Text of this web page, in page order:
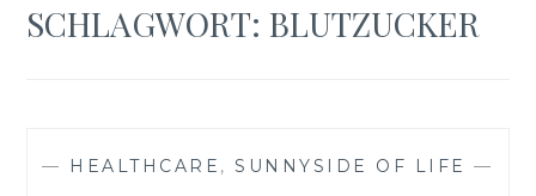
SCHLAGWORT:BLUTZUCKER
— HEALTHCARE ,SUNNYSIDE OF LIFE —